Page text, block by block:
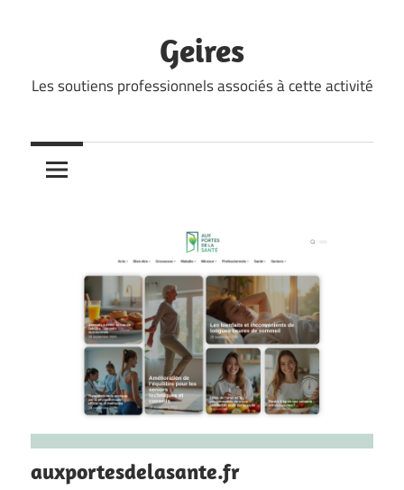
Geires
Les soutiens professionnels associés à cette activité
auxportesdelasante.fr